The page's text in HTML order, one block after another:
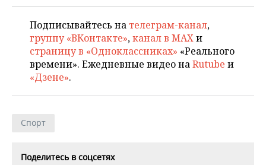
ЭНЕРГЕТИКА
УСЛУГИ
МЕДИА
ТЕЛЕКОММУНИКАЦИИ
ВЫЕЗДНАЯ РЕДАКЦИЯ
БИЗНЕС-БРАНЧИ
ONLINE-КОНФЕРЕНЦИИ
НОВОСТИ СПОРТА
ФУТБОЛ
ХОККЕЙ
ВОЛЕЙБОЛ
КИБЕРСПОРТ
ОБЩЕСТВО
НОВОСТИ ОБЩЕСТВА
ВЛАСТЬ
ИСТОРИЯ
КУЛЬТУРА
ФОТОГАЛЕРЕЯ
СЮЖЕТЫ
СПИСОК ПЕРСОН
СПИСОК КОМПАНИЙ
ПОЛНАЯ ВЕРСИЯ
Подписывайтесь на телеграм-канал,
группу «ВКонтакте»,канал в MAXи
страницу в «Одноклассниках» «Реального
времени». Ежедневные видео наRutube и
«Дзене».
Спорт
Поделитесь в соцсетях